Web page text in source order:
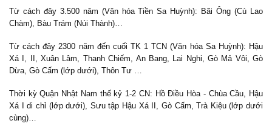
Từ cách đây 3.500 năm (Văn hóa Tiền Sa Huỳnh): Bãi Ông (Cù Lao
Chàm), Bàu Trám (Núi Thành)…
Từ cách đây 2300 năm đến cuối TK 1 TCN (Văn hóa Sa Huỳnh): Hậu
Xá I, II, Xuân Lâm, Thanh Chiếm, An Bang, Lai Nghi, Gò Mả Vôi, Gò
Dừa, Gò Cấm (lớp dưới), Thôn Tư …
Thời kỳ Quận Nhật Nam thế kỷ 1-2 CN: Hồ Điều Hòa - Chùa Cầu, Hậu
Xá I di chỉ (lớp dưới), Sưu tập Hậu Xá II, Gò Cấm, Trà Kiệu (lớp dưới
cùng)…